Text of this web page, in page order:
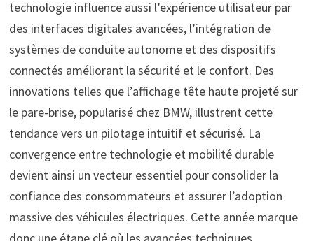
technologie influence aussi l’expérience utilisateur par
des interfaces digitales avancées, l’intégration de
systèmes de conduite autonome et des dispositifs
connectés améliorant la sécurité et le confort. Des
innovations telles que l’affichage tête haute projeté sur
le pare-brise, popularisé chez BMW, illustrent cette
tendance vers un pilotage intuitif et sécurisé. La
convergence entre technologie et mobilité durable
devient ainsi un vecteur essentiel pour consolider la
confiance des consommateurs et assurer l’adoption
massive des véhicules électriques. Cette année marque